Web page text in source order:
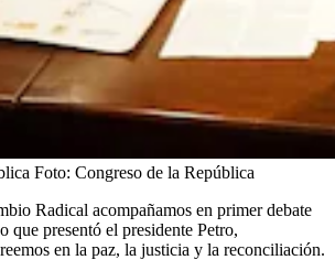
Foto: Congreso de la República
Radical acompañamos en primer debate
que presentó el presidente Petro,
en la paz, la justicia y la reconciliación.